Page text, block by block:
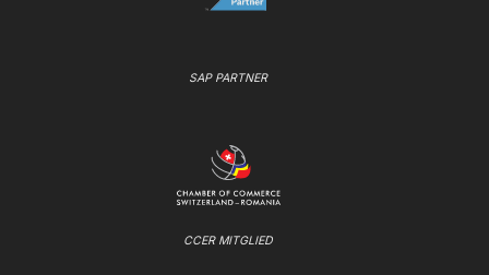
SAP PARTNER
CCER MITGLIED